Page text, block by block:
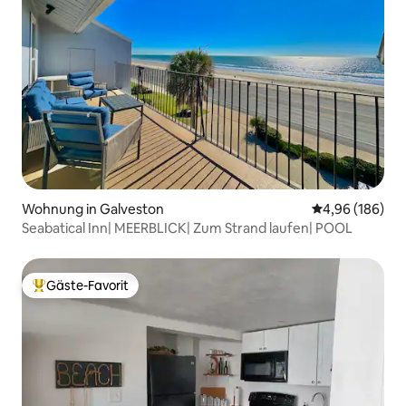
Wohnung in Galveston
4,96 (186)
Seabatical Inn| MEERBLICK| Zum Strand laufen| POOL
Beliebter Gäste-Favorit.
Gäste-Favorit